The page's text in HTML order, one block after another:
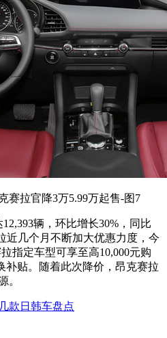
辆，环比增长30%，同比
近几个月不断加大优惠力度，今
指定车型可享至高10,000元购
补贴。随着此次降价，昂克赛拉
。
款日韩车盘点